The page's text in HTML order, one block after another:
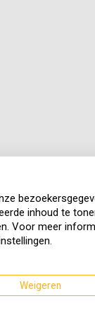
inhoud te
Voor meer
Weigeren